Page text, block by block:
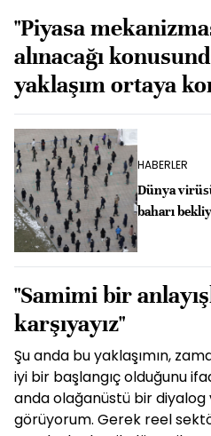
"Piyasa
alınacağı
yaklaşım ortaya
HABERLER
Dünya
baharı
"Samimi bir
karşıyayız"
Şu anda bu yaklaşımın,
iyi bir başlangıç olduğunu
anda olağanüstü bir
görüyorum. Gerek reel